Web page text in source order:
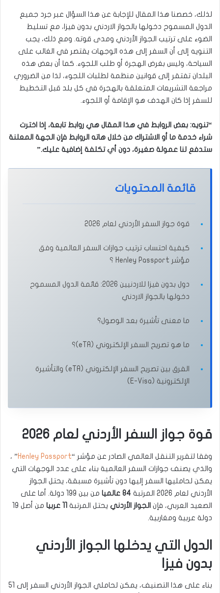
لذلك، خصصنا هذا المقال للإجابة عن هذا السؤال عبر جرد جميع
الدول المسموح دخولها بالجواز الاردني بدون فيزا، مع تسليط
الضوء على ترتيب الجواز الأردني ومدى قوته. ومع ذلك، يجب
التنويه إلى أن السفر إلى هذه الوجهات يقتصر في الغالب على
السياحة، وليس بغرض الهجرة أو طلب اللجوء. كما أن بعض هذه
البلدان تفتقر إلى قوانين منظمة لطلبات اللجوء، لذا من الضروري
مراجعة التشريعات المتعلقة بالهجرة في كل بلد قبل التخطيط
للسفر إذا كان الهدف هو الإقامة أو اللجوء.
“تنويه: بعض الروابط في هذا المقال هي روابط تابعة، إذا اخترت
شراء خدمة ما أو الاشتراك من خلال هاته الروابط فإن الجهة المعلنة
ستدفع لنا عمولة صغيرة، دون أي تكلفة إضافية عليك.”
قائمة المحتويات
قوة جواز السفر الأردني لعام 2026
كيفية احتساب ترتيب جوازات السفر العالمية وفق
مؤشر Henley Passport ؟
دول بدون فيزا للاردنيين 2026: قائمة الدول المسموح
دخولها بالجواز الاردني
ما معنى تأشيرة بعد الوصول؟
ما هو تصريح السفر الإلكتروني (eTA)؟
الفرق بين تصريح السفر الإلكتروني (eTA) والتأشيرة
الإلكترونية (E-Visa)
قوة جواز السفر الأردني لعام 2026
وفقا لتقرير التنقل العالمي الصادر عن مؤشر “Henley Passport” ،
والذي يصنف جوازات السفر العالمية بناء على عدد الوجهات التي
يمكن لحامليها السفر إليها دون تأشيرة مسبقة، يحتل الجواز
الأردني لعام 2026 المرتبة
84 عالميا
من بين 199 دولة. أما على
الصعيد العربي، فإن الجواز الأردني يحتل المرتبة 11 عربيا
من أصل 19
دولة عربية ومغاربية.
الدول التي يدخلها الجواز الأردني
بدون فيزا
بناء على هذا التصنيف، يمكن لحاملي الجواز الأردني السفر إلى 51